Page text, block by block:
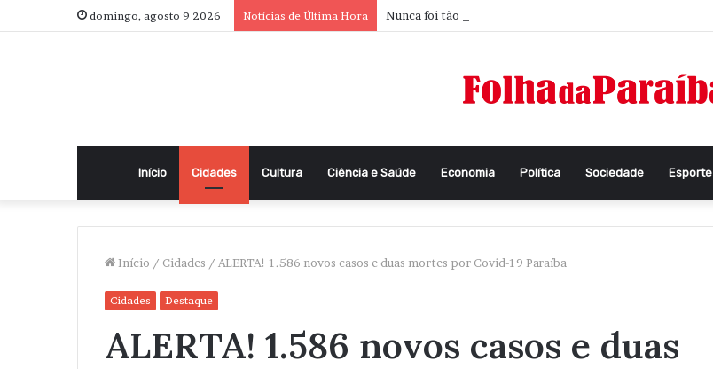
domingo, agosto 9 2026 Notícias de Última Hora Nunca foi tão difícil pensar
Início Cidades Cultura Ciência e Saúde Economia Política Sociedade Esporte
Início / Cidades / ALERTA! 1.586 novos casos e duas mortes por Covid-19 Paraíba
Cidades Destaque
ALERTA! 1.586 novos casos e duas